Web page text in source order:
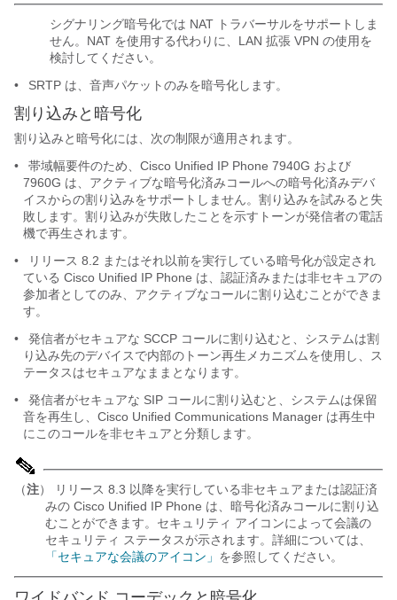
シグナリング暗号化では NAT トラバーサルをサポートしま
せん。NAT を使用する代わりに、LAN 拡張 VPN の使用を
検討してください。
•
SRTP は、音声パケットのみを暗号化します。
割り込みと暗号化
割り込みと暗号化には、次の制限が適用されます。
•
帯域幅要件のため、Cisco Unified IP Phone 7940G および
7960G は、アクティブな暗号化済みコールへの暗号化済みデバ
イスからの割り込みをサポートしません。割り込みを試みると失
敗します。割り込みが失敗したことを示すトーンが発信者の電話
機で再生されます。
•
リリース 8.2 またはそれ以前を実行している暗号化が設定され
ている Cisco Unified IP Phone は、認証済みまたは非セキュアの
参加者としてのみ、アクティブなコールに割り込むことができま
す。
•
発信者がセキュアな SCCP コールに割り込むと、システムは割
り込み先のデバイスで内部のトーン再生メカニズムを使用し、ス
テータスはセキュアなままとなります。
•
発信者がセキュアな SIP コールに割り込むと、システムは保留
音を再生し、Cisco Unified Communications Manager は再生中
にこのコールを非セキュアと分類します。
（注） リリース 8.3 以降を実行している非セキュアまたは認証済
みの Cisco Unified IP Phone は、暗号化済みコールに割り込
むことができます。セキュリティ アイコンによって会議の
セキュリティ ステータスが示されます。詳細については、
「セキュアな会議のアイコン」 を参照してください。